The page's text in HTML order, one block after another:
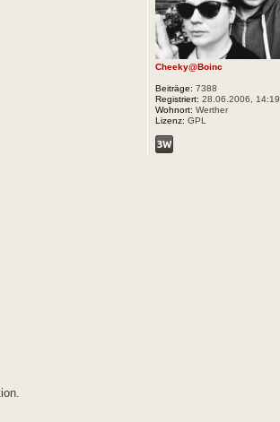
Cheeky@Boinc
Beiträge: 7388
Registriert: 28.06.2006, 14:19
Wohnort: Werther
Lizenz: GPL